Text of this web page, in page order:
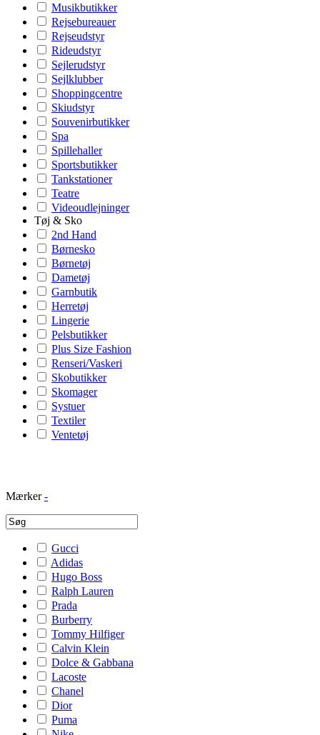
Musikbutikker
Rejsebureauer
Rejseudstyr
Rideudstyr
Sejlerudstyr
Sejlklubber
Shoppingcentre
Skiudstyr
Souvenirbutikker
Spa
Spillehaller
Sportsbutikker
Tankstationer
Teatre
Videoudlejninger
Tøj & Sko
2nd Hand
Børnesko
Børnetøj
Dametøj
Garnbutik
Herretøj
Lingerie
Pelsbutikker
Plus Size Fashion
Renseri/Vaskeri
Skobutikker
Skomager
Systuer
Textiler
Ventetøj
Mærker -
Gucci
Adidas
Hugo Boss
Ralph Lauren
Prada
Burberry
Tommy Hilfiger
Calvin Klein
Dolce & Gabbana
Lacoste
Chanel
Dior
Puma